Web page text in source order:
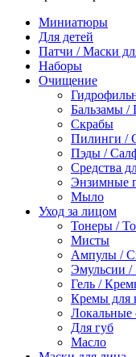
Миниатюры
Для детей
Патчи / Маски
Наборы
Очищение
Бальзамы /
Скрабы
Пилинги /
Пэды /
Средства
Энзимные
Мыло
Уход за лицом
Тонеры /
Мисты
Ампулы /
Эмульсии /
Гель /
Кремы для
Локальные
Для губ
Масло